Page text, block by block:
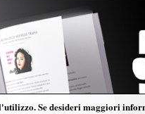
Se desideri maggiori